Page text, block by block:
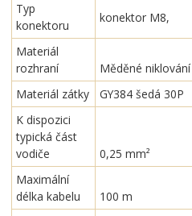
Typ
konektoru
konektor M8,
Materiál
rozhraní
Měděné niklování
Materiál zátky
GY384 šedá 30P
K dispozici
typická část
vodiče
0,25 mm²
Maximální
délka kabelu
100 m